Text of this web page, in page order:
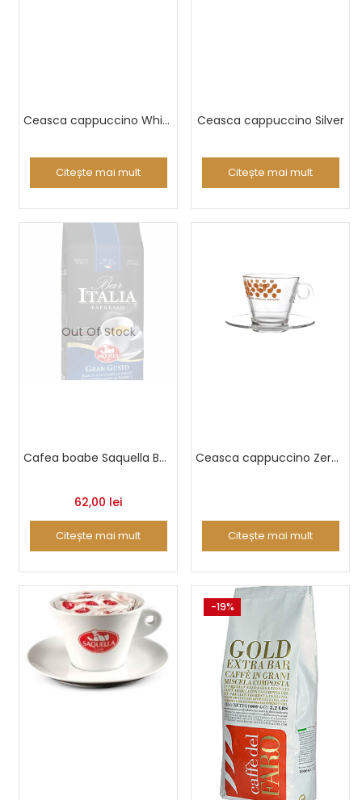
Ceasca cappuccino White prestige
Citește mai mult
Ceasca cappuccino Silver
Citește mai mult
Out Of Stock
Cafea boabe Saquella Bar Italia Gran Gusto 500 g
62,00 lei
Citește mai mult
Ceasca cappuccino Zero Line
Citește mai mult
-19%